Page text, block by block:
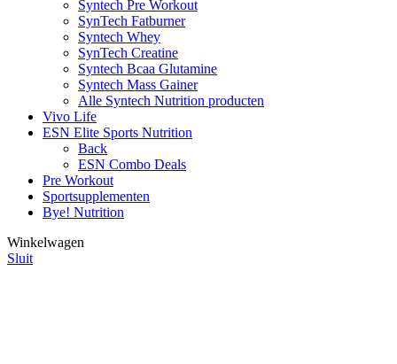
Syntech Pre Workout
SynTech Fatburner
Syntech Whey
SynTech Creatine
Syntech Bcaa Glutamine
Syntech Mass Gainer
Alle Syntech Nutrition producten
Vivo Life
ESN Elite Sports Nutrition
Back
ESN Combo Deals
Pre Workout
Sportsupplementen
Bye! Nutrition
Winkelwagen
Sluit